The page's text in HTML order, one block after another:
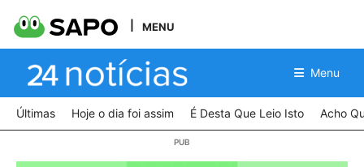
MENU
Menu
Últimas Hoje o dia foi assim É Desta Que Leio Isto Acho